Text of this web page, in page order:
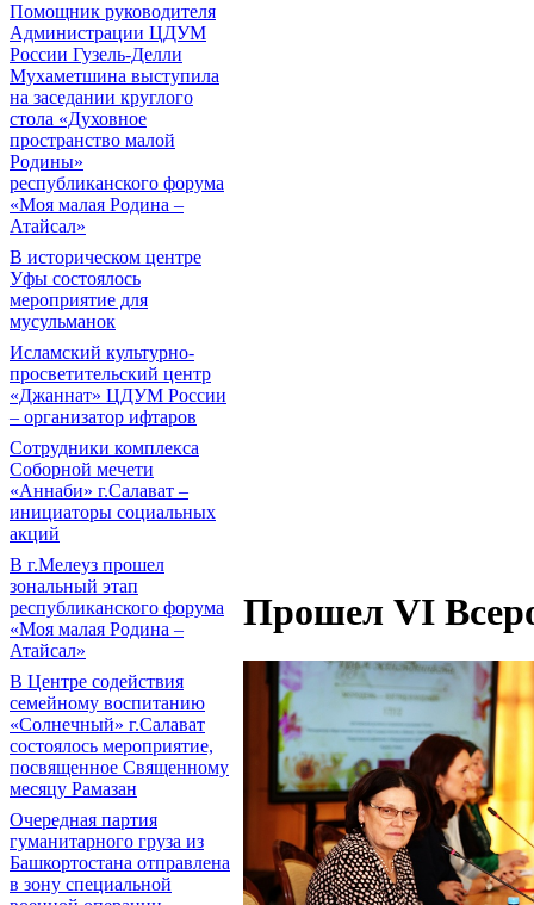
Помощник руководителя
Администрации ЦДУМ
России Гузель-Делли
Мухаметшина выступила
на заседании круглого
стола «Духовное
пространство малой
Родины»
республиканского форума
«Моя малая Родина –
Атайсал»
В историческом центре
Уфы состоялось
мероприятие для
мусульманок
Исламский культурно-
просветительский центр
«Джаннат» ЦДУМ России
– организатор ифтаров
Сотрудники комплекса
Соборной мечети
«Аннаби» г.Салават –
инициаторы социальных
акций
В г.Мелеуз прошел
зональный этап
республиканского форума
«Моя малая Родина –
Атайсал»
В Центре содействия
семейному воспитанию
«Солнечный» г.Салават
состоялось мероприятие,
посвященное Священному
месяцу Рамазан
Очередная партия
гуманитарного груза из
Башкортостана отправлена
в зону специальной
Прошел VI